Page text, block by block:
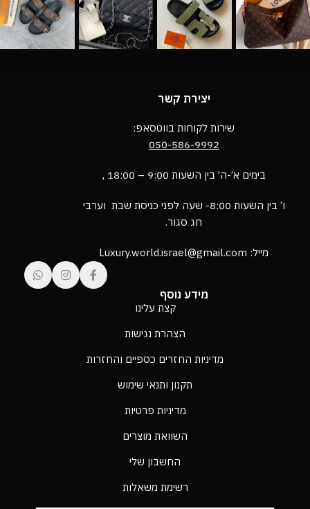
יצירת קשר
שירות לקוחות בווטסאפ:
050-586-9992
בימים א’-ה’ בין השעות 9:00 – 18:00 ,
ו’ בין השעות 8:00- שעה לפני כניסת שבת וערבי
חג סגור.
מייל: Luxury.world.israel@gmail.com
מידע נוסף
קצת עלינו
הצהרת נגישות
מדיניות החזרים כספיים והחזרות
תקנון ותנאי שימוש
מדיניות פרטיות
השוואת מוצרים
החשבון שלי
רשימת משאלות